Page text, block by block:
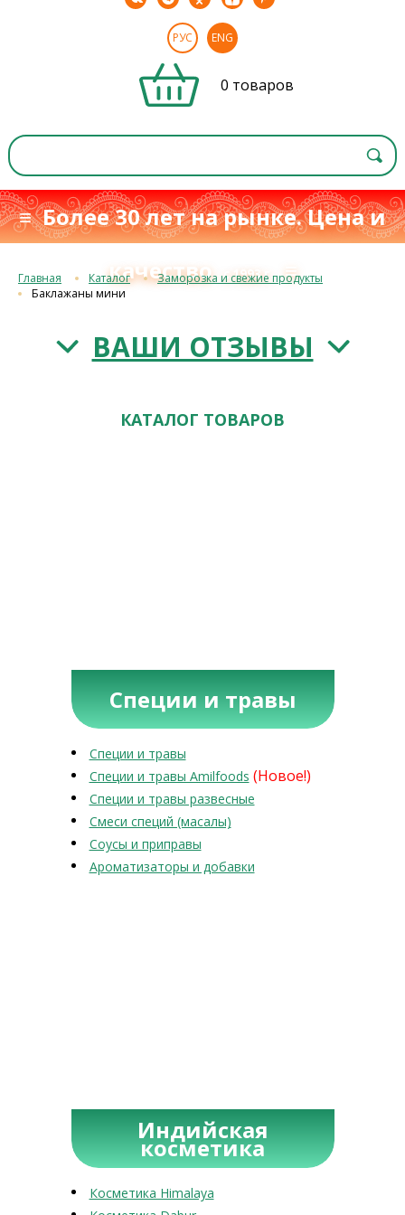
РУС ENG
0 товаров
≡ Более 30 лет на рынке. Цена и
качествос 1993 г.≡
Главная Каталог
Заморозка и свежие продукты
Баклажаны мини
ВАШИ ОТЗЫВЫ
КАТАЛОГ ТОВАРОВ
Специи и травы
Специи и травы
Специи и травы Amilfoods (Новое!)
Специи и травы развесные
Смеси специй (масалы)
Соусы и приправы
Ароматизаторы и добавки
Индийская
косметика
Косметика Himalaya